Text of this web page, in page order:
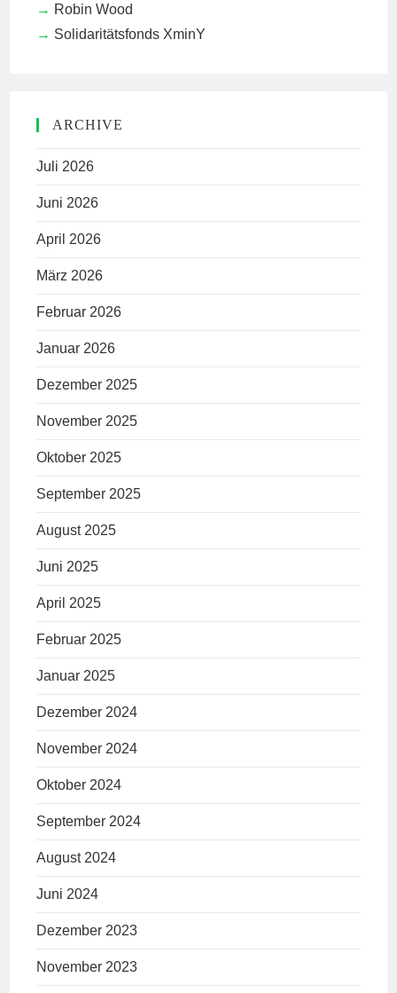
Robin Wood
Solidaritätsfonds XminY
ARCHIVE
Juli 2026
Juni 2026
April 2026
März 2026
Februar 2026
Januar 2026
Dezember 2025
November 2025
Oktober 2025
September 2025
August 2025
Juni 2025
April 2025
Februar 2025
Januar 2025
Dezember 2024
November 2024
Oktober 2024
September 2024
August 2024
Juni 2024
Dezember 2023
November 2023